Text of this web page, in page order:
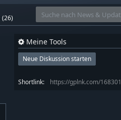
(26)
Meine Tools
Neue Diskussion starten
Shortlink: https://gplnk.com/168301